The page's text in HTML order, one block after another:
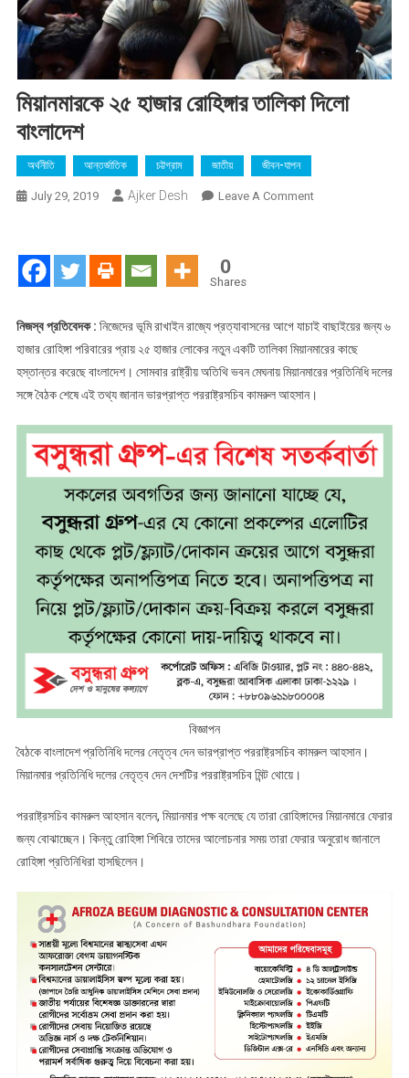
মিয়ানমারকে ২৫ হাজার রোহিঙ্গার তালিকা দিলো
বাংলাদেশ
অর্থনীতি আন্তর্জাতিক চট্টগ্রাম জাতীয় জীবন-যাপন
July 29, 2019 Ajker Desh Leave A CommentOn
দিলো
0
Shares
নিজস্ব প্রতিবেদক : নিজেদের ভূমি রাখাইন রাজ্যে প্রত্যাবাসনের আগে যাচাই বাছাইয়ের জন্য ৬
হাজার রোহিঙ্গা পরিবারের প্রায় ২৫ হাজার লোকের নতুন একটি তালিকা মিয়ানমারের কাছে
হস্তান্তর করেছে বাংলাদেশ। সোমবার রাষ্ট্রীয় অতিথি ভবন মেঘনায় মিয়ানমারের প্রতিনিধি দলের
সঙ্গে বৈঠক শেষে এই তথ্য জানান ভারপ্রাপ্ত পররাষ্ট্রসচিব কামরুল আহসান।
বিজ্ঞাপন
বৈঠকে বাংলাদেশ প্রতিনিধি দলের নেতৃত্ব দেন ভারপ্রাপ্ত পররাষ্ট্রসচিব কামরুল আহসান।
মিয়ানমার প্রতিনিধি দলের নেতৃত্ব দেন দেশটির পররাষ্ট্রসচিব মিন্ট থোয়ে।
পররাষ্ট্রসচিব কামরুল আহসান বলেন, মিয়ানমার পক্ষ বলেছে যে তারা রোহিঙ্গাদের মিয়ানমারে ফেরার
জন্য বোঝাচ্ছেন। কিন্তু রোহিঙ্গা শিবিরে তাদের আলোচনার সময় তারা ফেরার অনুরোধ জানালে
রোহিঙ্গা প্রতিনিধিরা হাসছিলেন।